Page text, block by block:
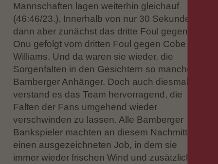
Mannschaften lagen weiterhin gleichauf
(46:46/23.). Innerhalb von nur 30 Sekunden
dann aber zunächst das dritte Foul gegen EJ
Onu gefolgt vom dritten Foul gegen Cobe
Williams. Und da waren sie wieder, die
Sorgenfalten in den Gesichtern so mancher
Bamberger Anhänger. Doch auch diesmal
verstand es das Team hervorragend, die
Falten der Fans umgehend wieder
verschwinden zu lassen. Alle Bamberger
Bankspieler machten an diesem Nachmittag
einen ausgezeichneten Job, in dem sie
immer wieder frischen Wind und zusätzliche